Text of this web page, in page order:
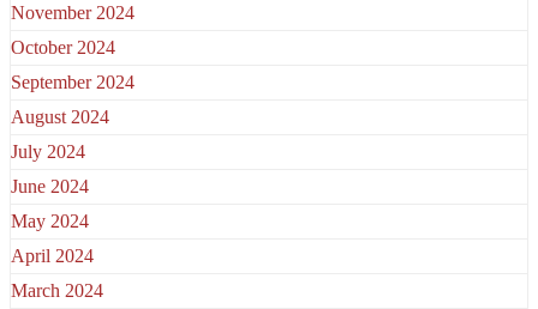
November 2024
October 2024
September 2024
August 2024
July 2024
June 2024
May 2024
April 2024
March 2024